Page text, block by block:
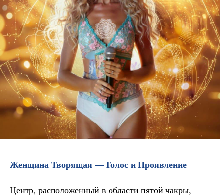
Записаться на платную
консультацию
Женщина Творящая — Голос и Проявление
Центр, расположенный в области пятой чакры,